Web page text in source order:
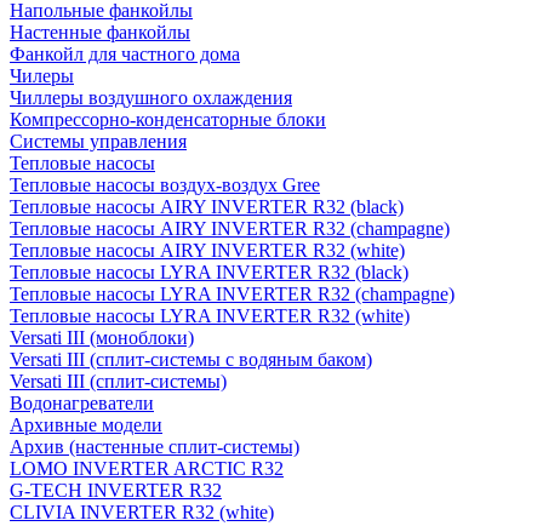
Напольные фанкойлы
Настенные фанкойлы
Фанкойл для частного дома
Чилеры
Чиллеры воздушного охлаждения
Компрессорно-конденсаторные блоки
Системы управления
Тепловые насосы
Тепловые насосы воздух-воздух Gree
Тепловые насосы AIRY INVERTER R32 (black)
Тепловые насосы AIRY INVERTER R32 (champagne)
Тепловые насосы AIRY INVERTER R32 (white)
Тепловые насосы LYRA INVERTER R32 (black)
Тепловые насосы LYRA INVERTER R32 (champagne)
Тепловые насосы LYRA INVERTER R32 (white)
Versati III (моноблоки)
Versati III (сплит-системы с водяным баком)
Versati III (сплит-системы)
Водонагреватели
Архивные модели
Архив (настенные сплит-системы)
LOMO INVERTER ARCTIC R32
G-TECH INVERTER R32
CLIVIA INVERTER R32 (white)